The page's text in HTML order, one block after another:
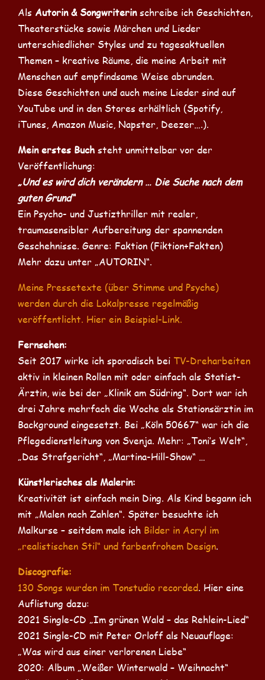
Als Autorin & Songwriterinschreibe ich Geschichten,
Theaterstücke sowie Märchen und Lieder
unterschiedlicher Styles und zu tagesaktuellen
Themen – kreative Räume, die meine Arbeit mit
Menschen auf empfindsame Weise abrunden.
Diese Geschichten und auch meine Lieder sind auf
YouTube und in den Stores erhältlich (Spotify,
iTunes, Amazon Music, Napster, Deezer….).
Mein erstes Buch steht unmittelbar vor der
Veröffentlichung:
„Und es wird dich verändern … Die Suche nach dem
guten Grund“
Ein Psycho- und Justizthriller mit realer,
traumasensibler Aufbereitung der spannenden
Geschehnisse. Genre: Faktion (Fiktion+Fakten)
Mehr dazu unter „AUTORIN“.
Meine Pressetexte (über Stimme und Psyche)
werden durch die Lokalpresse regelmäßig
veröffentlicht. Hier ein Beispiel-Link.
Fernsehen:
Seit 2017 wirke ich sporadisch bei TV-Dreharbeiten
aktiv in kleinen Rollen mit oder einfach als Statist-
Ärztin, wie bei der „Klinik am Südring“. Dort war ich
drei Jahre mehrfach die Woche als Stationsärztin im
Background eingesetzt. Bei „Köln 50667“ war ich die
Pflegedienstleitung von Svenja. Mehr: „Toni’s Welt“,
„Das Strafgericht“, „Martina-Hill-Show“ …
Künstlerisches als Malerin:
Kreativität ist einfach mein Ding. Als Kind begann ich
mit „Malen nach Zahlen“. Später besuchte ich
Malkurse – seitdem male ich Bilder in Acryl im
„realistischen Stil“ und farbenfrohem Design.
Discografie:
130 Songs wurden im Tonstudio recorded. Hier eine
Auflistung dazu:
2021 Single-CD „Im grünen Wald – das Rehlein-Lied“
2021 Single-CD mit Peter Orloff als Neuauflage:
„Was wird aus einer verlorenen Liebe“
2020: Album „Weißer Winterwald – Weihnacht“